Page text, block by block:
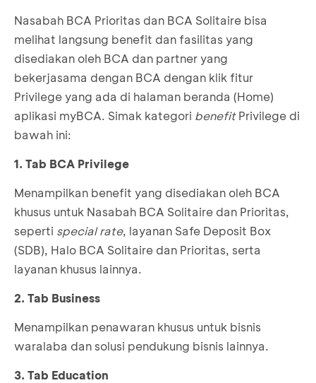
Nasabah BCA Prioritas dan BCA Solitaire bisa
melihat langsung benefit dan fasilitas yang
disediakan oleh BCA dan partner yang
bekerjasama dengan BCA dengan klik fitur
Privilege yang ada di halaman beranda (Home)
aplikasi myBCA. Simak kategori benefitPrivilege di
bawah ini:
1. Tab BCA Privilege
Menampilkan benefit yang disediakan oleh BCA
khusus untuk Nasabah BCA Solitaire dan Prioritas,
seperti special rate, layanan Safe Deposit Box
(SDB), Halo BCA Solitaire dan Prioritas, serta
layanan khusus lainnya.
2. Tab Business
Menampilkan penawaran khusus untuk bisnis
waralaba dan solusi pendukung bisnis lainnya.
3. Tab Education